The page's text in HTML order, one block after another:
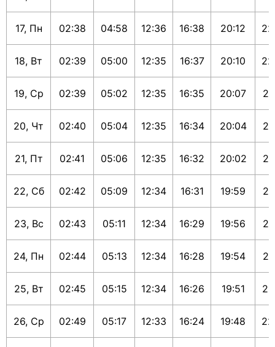
17, Пн 02:38 04:58 12:36 16:38 20:12
18, Вт 02:39 05:00 12:35 16:37 20:10
19, Ср 02:39 05:02 12:35 16:35 20:07
20, Чт 02:40 05:04 12:35 16:34 20:04
21, Пт 02:41 05:06 12:35 16:32 20:02
22, Сб 02:42 05:09 12:34 16:31 19:59
23, Вс 02:43 05:11 12:34 16:29 19:56
24, Пн 02:44 05:13 12:34 16:28 19:54
25, Вт 02:45 05:15 12:34 16:26 19:51
26, Ср 02:49 05:17 12:33 16:24 19:48